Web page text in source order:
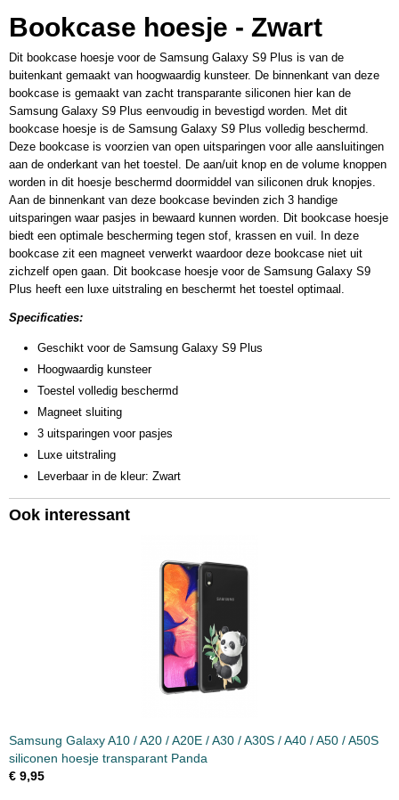
Bookcase hoesje - Zwart
Dit bookcase hoesje voor de Samsung Galaxy S9 Plus is van de
buitenkant gemaakt van hoogwaardig kunsteer. De binnenkant van deze
bookcase is gemaakt van zacht transparante siliconen hier kan de
Samsung Galaxy S9 Plus eenvoudig in bevestigd worden. Met dit
bookcase hoesje is de Samsung Galaxy S9 Plus volledig beschermd.
Deze bookcase is voorzien van open uitsparingen voor alle aansluitingen
aan de onderkant van het toestel. De aan/uit knop en de volume knoppen
worden in dit hoesje beschermd doormiddel van siliconen druk knopjes.
Aan de binnenkant van deze bookcase bevinden zich 3 handige
uitsparingen waar pasjes in bewaard kunnen worden. Dit bookcase hoesje
biedt een optimale bescherming tegen stof, krassen en vuil. In deze
bookcase zit een magneet verwerkt waardoor deze bookcase niet uit
zichzelf open gaan. Dit bookcase hoesje voor de Samsung Galaxy S9
Plus heeft een luxe uitstraling en beschermt het toestel optimaal.
Specificaties:
Geschikt voor de Samsung Galaxy S9 Plus
Hoogwaardig kunsteer
Toestel volledig beschermd
Magneet sluiting
3 uitsparingen voor pasjes
Luxe uitstraling
Leverbaar in de kleur: Zwart
Ook interessant
Samsung Galaxy A10 / A20 / A20E / A30 / A30S / A40 / A50 / A50S
siliconen hoesje transparant Panda
€ 9,95